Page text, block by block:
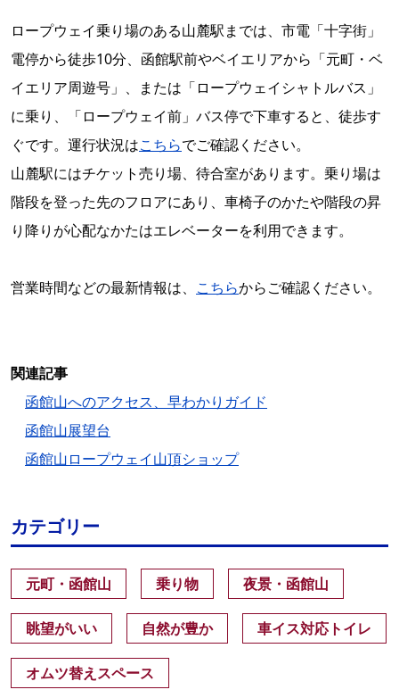
ロープウェイ乗り場のある山麓駅までは、市電「十字街」
電停から徒歩10分、函館駅前やベイエリアから「元町・ベ
イエリア周遊号」、または「ロープウェイシャトルバス」
に乗り、「ロープウェイ前」バス停で下車すると、徒歩す
ぐです。運行状況はこちらでご確認ください。
山麓駅にはチケット売り場、待合室があります。乗り場は
階段を登った先のフロアにあり、車椅子のかたや階段の昇
り降りが心配なかたはエレベーターを利用できます。
営業時間などの最新情報は、 こちらからご確認ください。
関連記事
函館山へのアクセス、早わかりガイド
函館山展望台
函館山ロープウェイ山頂ショップ
カテゴリー
元町・函館山 乗り物 夜景・函館山
眺望がいい 自然が豊か 車イス対応トイレ
オムツ替えスペース